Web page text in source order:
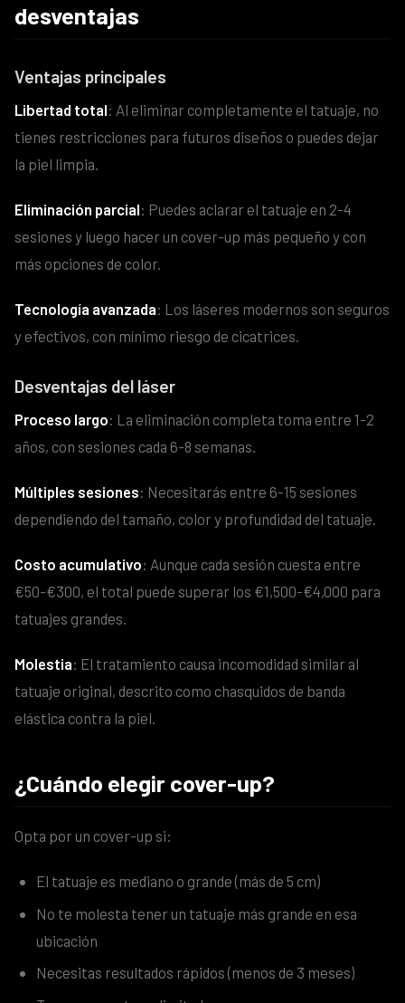
desventajas
Ventajas principales
Libertad total: Al eliminar completamente el tatuaje, no
tienes restricciones para futuros diseños o puedes dejar
la piel limpia.
Eliminación parcial: Puedes aclarar el tatuaje en 2-4
sesiones y luego hacer un cover-up más pequeño y con
más opciones de color.
Tecnología avanzada: Los láseres modernos son seguros
y efectivos, con mínimo riesgo de cicatrices.
Desventajas del láser
Proceso largo: La eliminación completa toma entre 1-2
años, con sesiones cada 6-8 semanas.
Múltiples sesiones: Necesitarás entre 6-15 sesiones
dependiendo del tamaño, color y profundidad del tatuaje.
Costo acumulativo: Aunque cada sesión cuesta entre
€50-€300, el total puede superar los €1,500-€4,000 para
tatuajes grandes.
Molestia: El tratamiento causa incomodidad similar al
tatuaje original, descrito como chasquidos de banda
elástica contra la piel.
¿Cuándo elegir cover-up?
Opta por un cover-up si:
El tatuaje es mediano o grande (más de 5 cm)
No te molesta tener un tatuaje más grande en esa
ubicación
Necesitas resultados rápidos (menos de 3 meses)